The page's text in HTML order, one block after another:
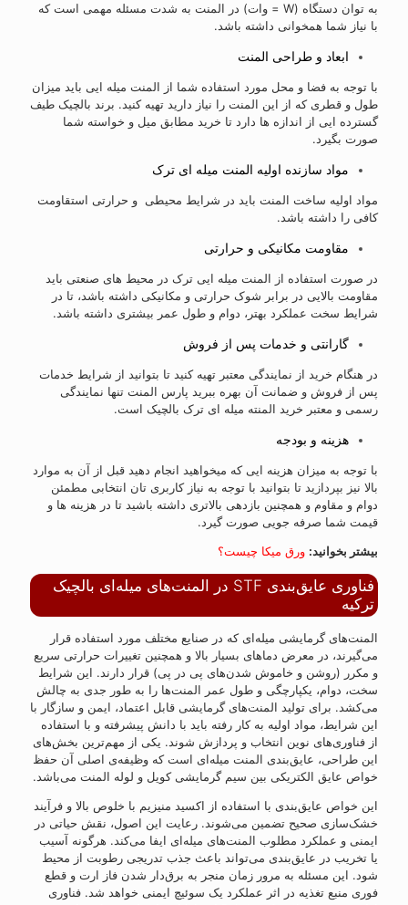
به توان دستگاه (W = وات) در المنت به شدت مسئله مهمی است که
با نیاز شما همخوانی داشته باشد.
ابعاد و طراحی المنت
با توجه به فضا و محل مورد استفاده شما از المنت میله ایی باید میزان
طول و قطری که از این المنت را نیاز دارید تهیه کنید. برند بالچیک طیف
گسترده ایی از اندازه ها دارد تا خرید مطابق میل و خواسته شما
صورت بگیرد.
مواد سازنده اولیه المنت میله ای ترک
مواد اولیه ساخت المنت باید در شرایط محیطی و حرارتی استقاومت
کافی را داشته باشد.
مقاومت مکانیکی و حرارتی
در صورت استفاده از المنت میله ایی ترک در محیط های صنعتی باید
مقاومت بالایی در برابر شوک حرارتی و مکانیکی داشته باشد، تا در
شرایط سخت عملکرد بهتر، دوام و طول عمر بیشتری داشته باشد.
گارانتی و خدمات پس از فروش
در هنگام خرید از نمایندگی معتبر تهیه کنید تا بتوانید از شرایط خدمات
پس از فروش و ضمانت آن بهره ببرید پارس المنت تنها نمایندگی
رسمی و معتبر خرید المنته میله ای ترک بالچیک است.
هزینه و بودجه
با توجه به میزان هزینه ایی که میخواهید انجام دهید قبل از آن به موارد
بالا نیز بپردازید تا بتوانید با توجه به نیاز کاربری تان انتخابی مطمئن
دوام و مقاوم و همچنین بازدهی بالاتری داشته باشید تا در هزینه ها و
قیمت شما صرفه جویی صورت گیرد.
بیشتر بخوانید: ورق میکا چیست؟
فناوری عایق‌بندی STF در المنت‌های میله‌ای بالچیک
ترکیه
المنت‌های گرمایشی میله‌ای که در صنایع مختلف مورد استفاده قرار
می‌گیرند، در معرض دماهای بسیار بالا و همچنین تغییرات حرارتی سریع
و مکرر (روشن و خاموش شدن‌های پی‌ در‌ پی) قرار دارند. این شرایط
سخت، دوام، یکپارچگی و طول عمر المنت‌ها را به‌ طور جدی به چالش
می‌کشد. برای تولید المنت‌های گرمایشی قابل اعتماد، ایمن و سازگار با
این شرایط، مواد اولیه به‌ کار رفته باید با دانش پیشرفته و با استفاده
از فناوری‌های نوین انتخاب و پردازش شوند. یکی از مهم‌ترین بخش‌های
این طراحی، عایق‌بندی المنت میله‌ای است که وظیفه‌ی اصلی آن حفظ
خواص عایق الکتریکی بین سیم گرمایشی کویل و لوله المنت می‌باشد.
این خواص عایق‌بندی با استفاده از اکسید منیزیم با خلوص بالا و فرآیند
خشک‌سازی صحیح تضمین می‌شوند. رعایت این اصول، نقش حیاتی در
ایمنی و عملکرد مطلوب المنت‌های میله‌ای ایفا می‌کند. هرگونه آسیب
یا تخریب در عایق‌بندی می‌تواند باعث جذب تدریجی رطوبت از محیط
شود. این مسئله به‌ مرور زمان منجر به برق‌دار شدن فاز ارت و قطع
فوری منبع تغذیه در اثر عملکرد یک سوئیچ ایمنی خواهد شد. فناوری